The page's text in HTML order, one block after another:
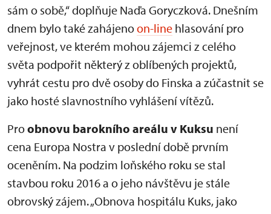
sám o sobě,“ doplňuje Naďa Goryczková. Dnešním
dnem bylo také zahájenoon-line hlasování pro
veřejnost, ve kterém mohou zájemci z celého
světa podpořit některý z oblíbených projektů,
vyhrát cestu pro dvě osoby do Finska a zúčastnit se
jako hosté slavnostního vyhlášení vítězů.
Proobnovu barokního areálu v Kuksu není
cena Europa Nostra v poslední době prvním
oceněním. Na podzim loňského roku se stal
stavbou roku 2016 a o jeho návštěvu je stále
obrovský zájem. „Obnova hospitálu Kuks, jako